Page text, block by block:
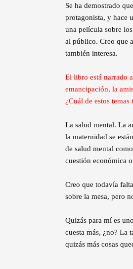
Se ha demostrado
protagonista, y hace
una película sobre
al público. Creo que
también interesa.
El libro está narrado
emancipación, la
¿Cuál de estos
La salud mental. La
la maternidad se
de salud mental
cuestión económica
Creo que todavía
sobre la mesa, pero
Quizás para mí es
cuesta más, ¿no? La
quizás más cosas